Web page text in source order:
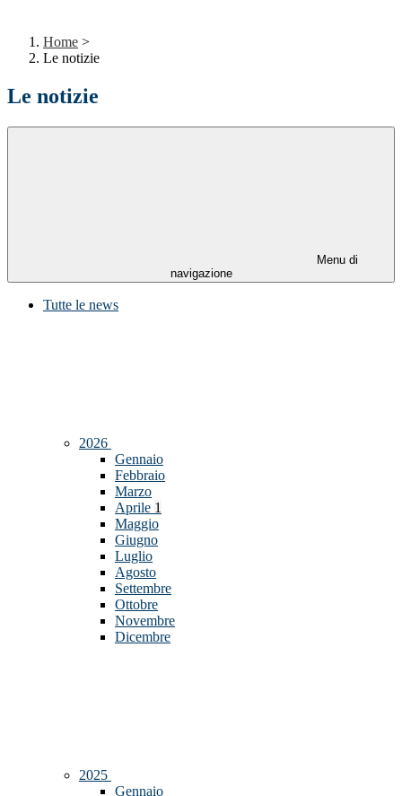
Home >
Le notizie
Le notizie
Menu di
navigazione
Tutte le news
2026
Gennaio
Febbraio
Marzo
Aprile 1
Maggio
Giugno
Luglio
Agosto
Settembre
Ottobre
Novembre
Dicembre
2025
Gennaio